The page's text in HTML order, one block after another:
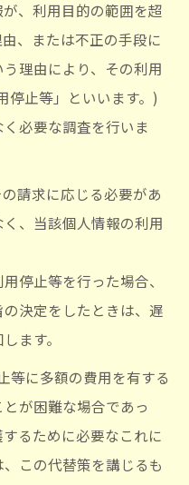
、利用目的の範囲を超
、または不正の手段に
理由により、その利用
停止等」といいます。)
必要な調査を行いま
請求に応じる必要があ
、当該個人情報の利用
停止等を行った場合、
決定をしたときは、遅
ます。
等に多額の費用を有する
が困難な場合であっ
るために必要なこれに
この代替策を講じるも